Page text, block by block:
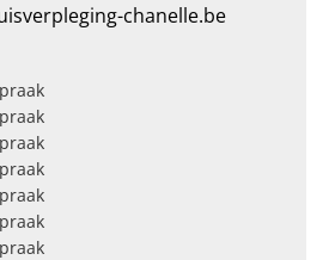
chanelle.be